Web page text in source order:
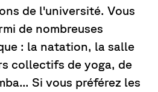
de l'université. Vous
de nombreuses
: la natation, la salle
collectifs de yoga, de
Si vous préférez les